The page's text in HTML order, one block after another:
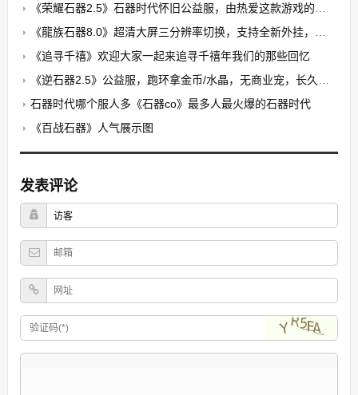
《荣耀石器2.5》石器时代怀旧公益服，由热爱这款游戏的玩家自发搭建的公益养老PK服
《龍族石器8.0》超清大屏三分辨率切换，支持全新外挂，无卡顿，无花屏，限7开
《追寻千禧》欢迎大家一起来追寻千禧年我们的那些回忆
《逆石器2.5》公益服，跑环拿金币/水晶，无商业宠，长久稳定
石器时代哪个服人多《石器co》最多人最火爆的石器时代
《百战石器》人气展示图
发表评论